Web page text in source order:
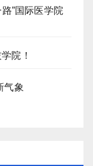
”国际医学院
院！
气象